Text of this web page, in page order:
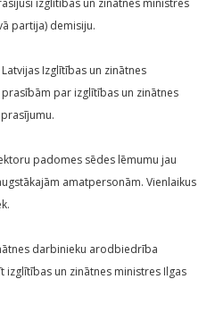
izglītības un zinātnes ministres
partija) demisiju.
Izglītības un zinātnes
par izglītības un zinātnes
padomes sēdes lēmumu jau
amatpersonām. Vienlaikus
darbinieku arodbiedrība
un zinātnes ministres Ilgas